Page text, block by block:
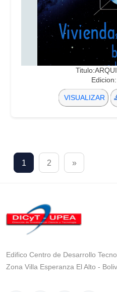
VISUALIZAR
1 2 »
Edifico Centro de Desarrollo
Zona Villa Esperanza El Alto -